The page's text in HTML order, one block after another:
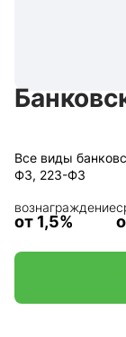
Все виды
ФЗ, 223-ФЗ
вознаграждение
от 1,5%